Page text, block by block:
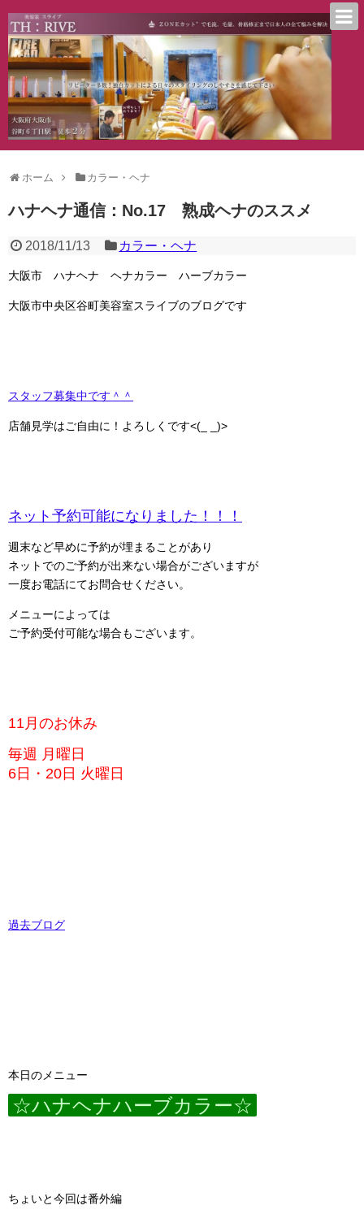
ホーム カラー・ヘナ
ハナヘナ通信：No.17 熟成ヘナのススメ
2018/11/13 カラー・ヘナ
大阪市 ハナヘナ ヘナカラー ハーブカラー
大阪市中央区谷町美容室スライブのブログです
スタッフ募集中です＾＾
店舗見学はご自由に！よろしくです<(_ _)>
ネット予約可能になりました！！！
週末など早めに予約が埋まることがあり
ネットでのご予約が出来ない場合がございますが
一度お電話にてお問合せください。
メニューによっては
ご予約受付可能な場合もございます。
11月のお休み
毎週 月曜日
6日・20日 火曜日
過去ブログ
本日のメニュー
☆ハナヘナハーブカラー☆
ちょいと今回は番外編